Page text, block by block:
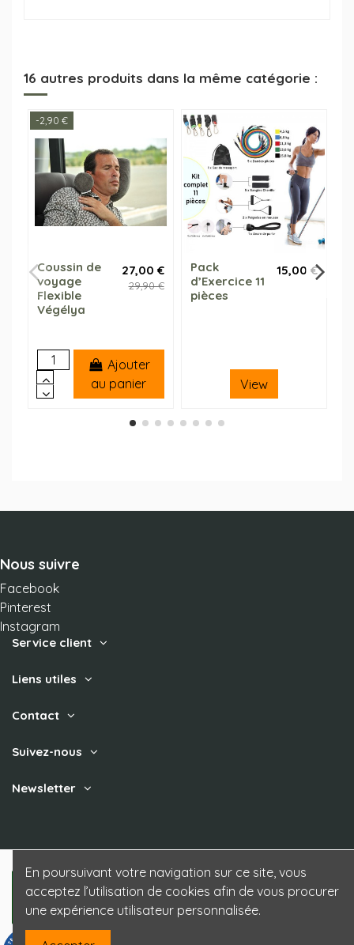
16 autres produits dans la même catégorie :
-2,90 €
Coussin de
voyage
Flexible
Végélya
27,00 €
29,90 €
Ajouter
au panier
Pack
d’Exercice 11
pièces
15,00 €
View
Nous suivre
Facebook
Pinterest
Instagram
Service client
Liens utiles
Contact
Suivez-nous
Newsletter
En poursuivant votre navigation sur ce site, vous
acceptez l’utilisation de cookies afin de vous procurer
une expérience utilisateur personnalisée.